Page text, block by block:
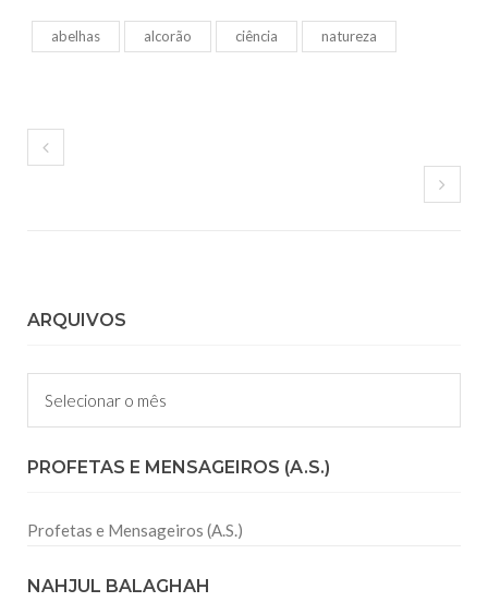
abelhas alcorão ciência natureza
ARQUIVOS
Arquivos
PROFETAS E MENSAGEIROS (A.S.)
Profetas e Mensageiros (A.S.)
NAHJUL BALAGHAH